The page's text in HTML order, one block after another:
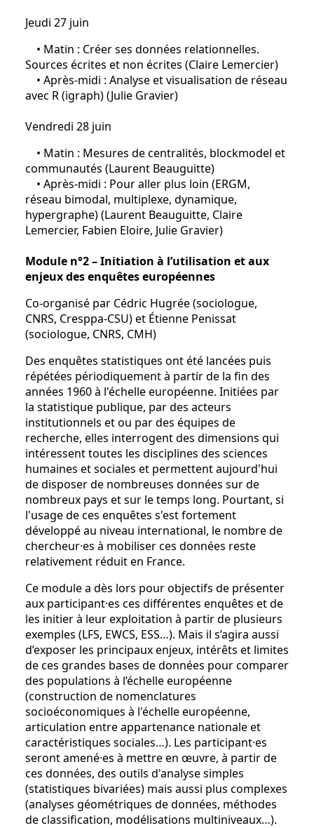
Jeudi 27 juin
• Matin : Créer ses données relationnelles.
Sources écrites et non écrites (Claire Lemercier)
• Après-midi : Analyse et visualisation de réseau
avec R (igraph) (Julie Gravier)
Vendredi 28 juin
• Matin : Mesures de centralités, blockmodel et
communautés (Laurent Beauguitte)
• Après-midi : Pour aller plus loin (ERGM,
réseau bimodal, multiplexe, dynamique,
hypergraphe) (Laurent Beauguitte, Claire
Lemercier, Fabien Eloire, Julie Gravier)
Module n°2 – Initiation à l’utilisation et aux
enjeux des enquêtes européennes
Co-organisé par Cédric Hugrée (sociologue,
CNRS, Cresppa-CSU) et Étienne Penissat
(sociologue, CNRS, CMH)
Des enquêtes statistiques ont été lancées puis
répétées périodiquement à partir de la fin des
années 1960 à l'échelle européenne. Initiées par
la statistique publique, par des acteurs
institutionnels et ou par des équipes de
recherche, elles interrogent des dimensions qui
intéressent toutes les disciplines des sciences
humaines et sociales et permettent aujourd'hui
de disposer de nombreuses données sur de
nombreux pays et sur le temps long. Pourtant, si
l'usage de ces enquêtes s'est fortement
développé au niveau international, le nombre de
chercheur·es à mobiliser ces données reste
relativement réduit en France.
Ce module a dès lors pour objectifs de présenter
aux participant·es ces différentes enquêtes et de
les initier à leur exploitation à partir de plusieurs
exemples (LFS, EWCS, ESS…). Mais il s’agira aussi
d’exposer les principaux enjeux, intérêts et limites
de ces grandes bases de données pour comparer
des populations à l’échelle européenne
(construction de nomenclatures
socioéconomiques à l'échelle européenne,
articulation entre appartenance nationale et
caractéristiques sociales…). Les participant·es
seront amené·es à mettre en œuvre, à partir de
ces données, des outils d'analyse simples
(statistiques bivariées) mais aussi plus complexes
(analyses géométriques de données, méthodes
de classification, modélisations multiniveaux…).